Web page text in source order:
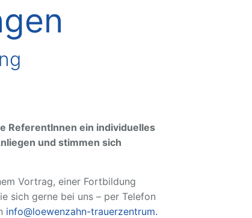
ReferentInnen ein individuelles
und stimmen sich
Vortrag, einer Fortbildung
sich gerne bei uns – per Telefon
info@loewenzahn-trauerzentrum.